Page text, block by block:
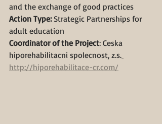
and the exchange of good practices
Action Type: Strategic Partnerships for
adult education
Coordinator of the Project: Ceska
hiporehabilitacni spolecnost, z.s.
http://hiporehabilitace-cr.com/